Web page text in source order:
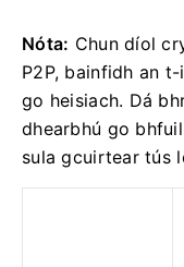
Nóta: Chun díol
P2P, bainfidh an
go heisiach. Dá
dhearbhú go
sula gcuirtear tús